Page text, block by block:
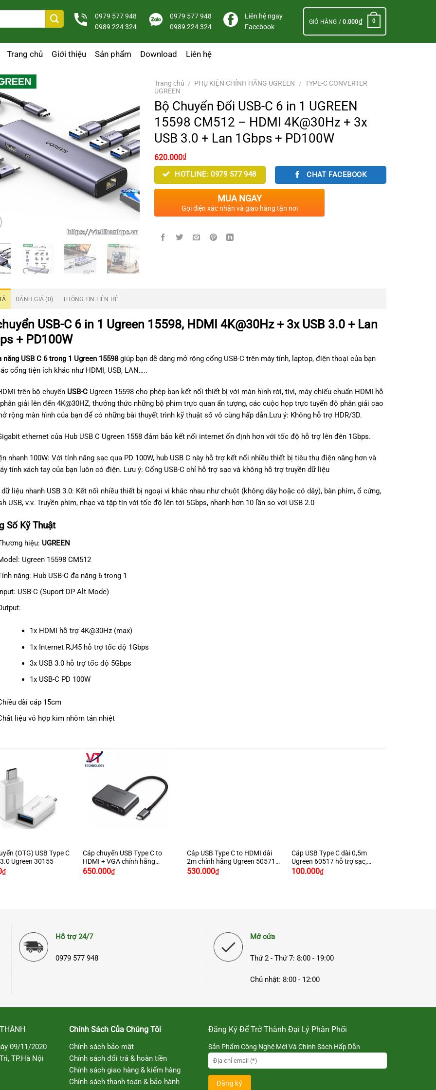
0979 577 948
0989 224 324
0979 577 948
0989 224 324
Liên hệ ngay
Facebook
GIỎ HÀNG /0.000₫ 0
Trang chủ Giới thiệu Sản phẩm Download Liên hệ
Trang chủ / PHỤ KIỆN CHÍNH HÃNG UGREEN / TYPE-C CONVERTER
UGREEN
Bộ Chuyển Đổi USB-C 6 in 1 UGREEN
15598 CM512 – HDMI 4K@30Hz + 3x
USB 3.0 + Lan 1Gbps + PD100W
Giá
gốc
950.000₫.
620.000₫Giá
hiện
tại
là:
620.000₫.
HOTLINE: 0979 577 948 CHAT FACEBOOK
MUA NGAY
Gọi điện xác nhận và giao hàng tận nơi
ĐÁNH GIÁ (0) THÔNG TIN LIÊN HỆ
USB-C 6 in 1 Ugreen 15598, HDMI 4K@30Hz + 3x USB 3.0 + Lan
+ PD100W
năng USB C 6 trong 1 Ugreen 15598giúp bạn dễ dàng mở rộng cổng USB-C trên máy tính, laptop, điện thoại của bạn
cổng tiện ích khác như HDMI, USB, LAN…..
trên bộ chuyển USB-C Ugreen 15598 cho phép bạn kết nối thiết bị với màn hình rời, tivi, máy chiếu chuẩn HDMI hỗ
giải lên đến 4K@30HZ, thưởng thức những bộ phim trực quan ấn tượng, các cuộc họp trực tuyến độ phân giải cao
rộng màn hình của bạn để có những bài thuyết trình kỹ thuật số vô cùng hấp dẫn.Lưu ý: Không hỗ trợ HDR/3D.
ethernet của Hub USB C Ugreen 1558 đảm bảo kết nối internet ổn định hơn với tốc độ hỗ trợ lên đên 1Gbps.
nhanh 100W: Với tính năng sạc qua PD 100W, hub USB C này hỗ trợ kết nối nhiều thiết bị tiêu thụ điện năng hơn và
tính xách tay của bạn luôn có điện. Lưu ý: Cổng USB-C chỉ hỗ trợ sạc và không hỗ trợ truyền dữ liệu
dữ liệu nhanh USB 3.0: Kết nối nhiều thiết bị ngoại vi khác nhau như chuột (không dây hoặc có dây), bàn phím, ổ cứng,
USB, v.v. Truyền phim, nhạc và tập tin với tốc độ lên tới 5Gbps, nhanh hơn 10 lần so với USB 2.0
Số Kỹ Thuật
hiệu: UGREEN
Ugreen 15598 CM512
năng: Hub USB-C đa năng 6 trong 1
USB-C (Suport DP Alt Mode)
1x HDMI hỗ trợ 4K@30Hz (max)
1x Internet RJ45 hỗ trợ tốc độ 1Gbps
3x USB 3.0 hỗ trợ tốc độ 5Gbps
1x USB-C PD 100W
dài cáp 15cm
liệu vỏ hợp kim nhôm tản nhiệt
(OTG) USB Type C
Ugreen 30155
₫
Cáp chuyển USB Type C to
HDMI + VGA chính hãng
Ugreen 50738 cao cấp
650.000₫
Cáp USB Type C to HDMI dài
2m chính hãng Ugreen 50571
hỗ trợ 4K2K cao cấp
530.000₫
Cáp USB Type C dài 0,5m
Ugreen 60517 hỗ trợ sạc,
truyền dữ liệu
100.000₫
Hỗ trợ 24/7
0979 577 948
Mở cửa
Thứ 2 - Thứ 7: 8:00 - 19:00
Chủ nhật: 8:00 - 12:00
09/11/2020
TP.Hà Nội
Chính Sách Của Chúng Tôi
Chính sách bảo mật
Chính sách đổi trả & hoàn tiền
Chính sách giao hàng & kiểm hàng
Chính sách thanh toán & bảo hành
Đăng Ký Để Trở Thành Đại Lý Phân Phối
Sản Phẩm Công Nghệ Mới Và Chính Sách Hấp Dẫn